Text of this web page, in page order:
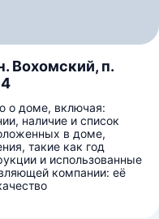
Вохомский, п.
о доме, включая:
наличие и список
в доме,
такие как год
и использованные
компании: её